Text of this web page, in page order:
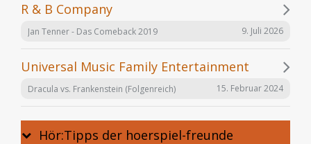
R & B Company
Jan Tenner - Das Comeback 2019 9. Juli 2026
Universal Music Family Entertainment
Dracula vs. Frankenstein (Folgenreich) 15. Februar 2024
Hör:Tipps der hoerspiel-freunde